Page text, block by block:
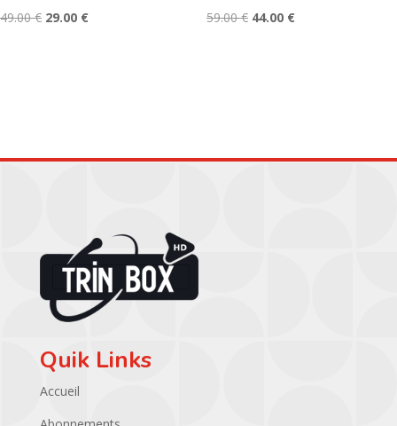
49.00€ Le
29.00 €Le
59.00€ Le
44.00 €Le
Quik Links
Accueil